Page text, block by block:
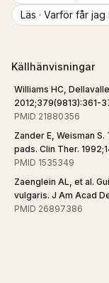
Läs · Varför får jag
Källhänvisningar
Williams HC,
2012;379(9813):361-
PMID 21880356
Zander E, Weisman
pads. Clin Ther.
PMID 1535349
Zaenglein AL, et al.
vulgaris. J Am Acad
PMID 26897386